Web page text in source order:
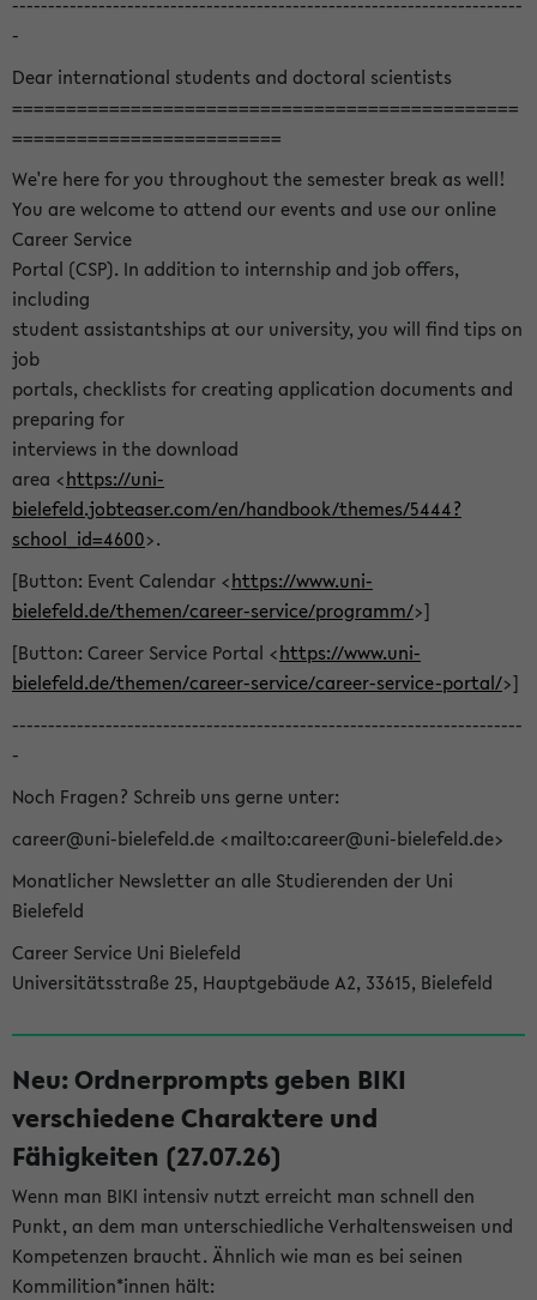
-
Dear international students and doctoral scientists
===============================================
=========================
We're here for you throughout the semester break as well!
You are welcome to attend our events and use our online
Career Service
Portal (CSP). In addition to internship and job offers,
including
student assistantships at our university, you will find tips on
job
portals, checklists for creating application documents and
preparing for
interviews in the download
area <https://uni-
bielefeld.jobteaser.com/en/handbook/themes/5444?
school_id=4600>.
[Button: Event Calendar <https://www.uni-
bielefeld.de/themen/career-service/programm/>]
[Button: Career Service Portal <https://www.uni-
bielefeld.de/themen/career-service/career-service-portal/>]
-----------------------------------------------------------------------
-
Noch Fragen? Schreib uns gerne unter:
career@uni-bielefeld.de <mailto:career@uni-bielefeld.de>
Monatlicher Newsletter an alle Studierenden der Uni
Bielefeld
Career Service Uni Bielefeld
Universitätsstraße 25, Hauptgebäude A2, 33615, Bielefeld
Neu: Ordnerprompts geben BIKI
verschiedene Charaktere und
Fähigkeiten (27.07.26)
Wenn man BIKI intensiv nutzt erreicht man schnell den
Punkt, an dem man unterschiedliche Verhaltensweisen und
Kompetenzen braucht. Ähnlich wie man es bei seinen
Kommilition*innen hält: